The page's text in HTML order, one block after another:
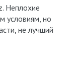
Неплохие
условиям, но
не лучший